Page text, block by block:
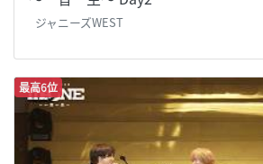
ジャニーズWEST
最高6位